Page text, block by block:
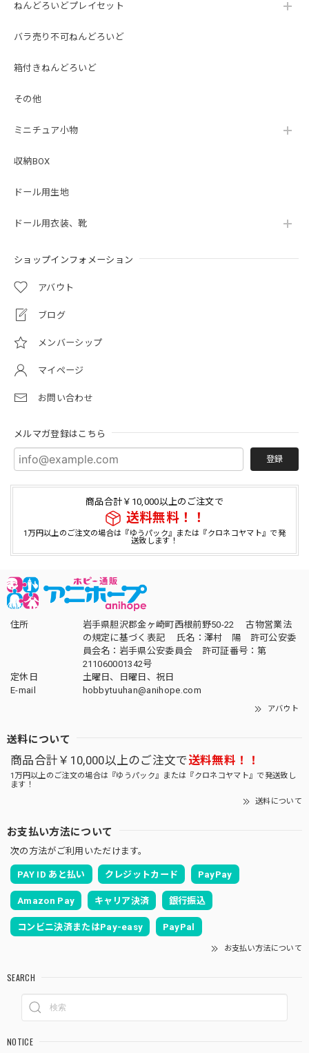
ねんどろいどプレイセット
バラ売り不可ねんどろいど
箱付きねんどろいど
その他
ミニチュア小物
収納BOX
ドール用生地
ドール用衣装、靴
ショップインフォメーション
アバウト
ブログ
メンバーシップ
マイページ
お問い合わせ
メルマガ登録はこちら
登録
商品合計￥10,000以上のご注文で
送料無料！！
1万円以上のご注文の場合は『ゆうパック』または『クロネコヤマト』で発
送致します！
住所
岩手県胆沢郡金ヶ崎町西根前野50-22 古物営業法
の規定に基づく表記 氏名：澤村 陽 許可公安委
員会名：岩手県公安委員会 許可証番号：第
211060001342号
定休日
土曜日、日曜日、祝日
E-mail
hobbytuuhan@anihope.com
アバウト
送料について
商品合計￥10,000以上のご注文で送料無料！！
1万円以上のご注文の場合は『ゆうパック』または『クロネコヤマト』で発送致し
ます！
送料について
お支払い方法について
次の方法がご利用いただけます。
PAY ID あと払い クレジットカード PayPay
Amazon Pay キャリア決済 銀行振込
コンビニ決済またはPay-easy PayPal
お支払い方法について
SEARCH
NOTICE